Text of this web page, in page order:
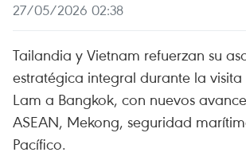
27/05/2026 02:38
Tailandia y Vietnam refuerzan su
estratégica integral durante la
Lam a Bangkok, con nuevos
ASEAN, Mekong, seguridad
Pacífico.